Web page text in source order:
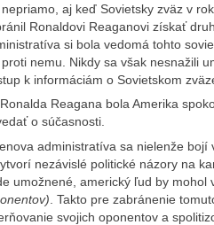
aj keď Sovietsky zväz v
Ronaldovi Reaganovi získať
si bola vedomá tohto
proti nemu. Nikdy sa však nesnažili
k informáciám o Sovietskom
Reagana bola Amerika
o súčasnosti.
administratíva sa nielenže
nezávislé politické názory na
umožnené, americký ľud by
. Takto pre zabránenie
svojich oponentov a